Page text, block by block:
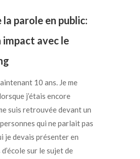
la parole en public:
impact avec le
10 ans. Je me
j’étais encore
suis retrouvée devant un
qui ne parlait pas
je devais présenter en
sur le sujet de